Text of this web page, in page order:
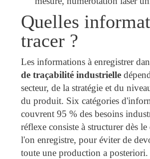
Quelles
tracer ?
Les informations à enregistrer
de traçabilité industrielle
secteur, de la stratégie et du
du produit. Six catégories
couvrent 95 % des besoins
réflexe consiste à structurer dès
l'on enregistre, pour éviter de
toute une production a